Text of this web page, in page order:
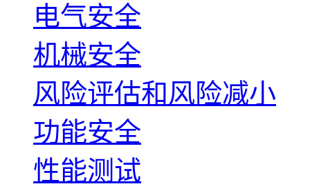
电气安全
机械安全
风险评估和风险减小
功能安全
性能测试